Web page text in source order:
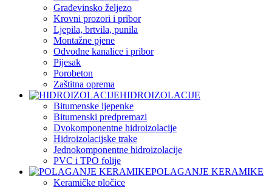
Građevinsko željezo
Krovni prozori i pribor
Ljepila, brtvila, punila
Montažne pjene
Odvodne kanalice i pribor
Pijesak
Porobeton
Zaštitna oprema
HIDROIZOLACIJE
Bitumenske ljepenke
Bitumenski predpremazi
Dvokomponentne hidroizolacije
Hidroizolacijske trake
Jednokomponentne hidroizolacije
PVC i TPO folije
POLAGANJE KERAMIKE
Keramičke pločice